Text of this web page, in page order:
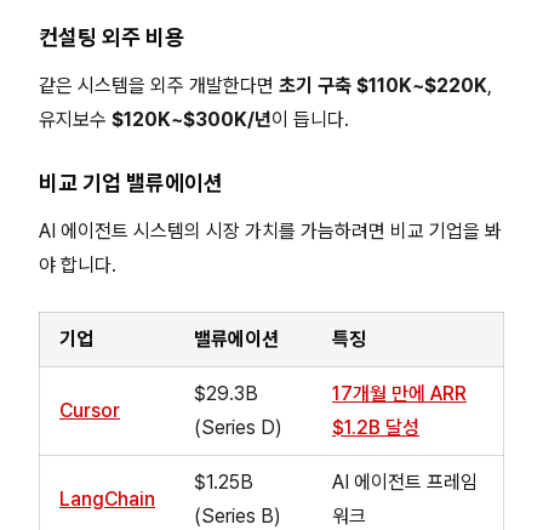
컨설팅 외주 비용
같은 시스템을 외주 개발한다면 초기 구축 $110K~$220K,
유지보수 $120K~$300K/년이 듭니다.
비교 기업 밸류에이션
AI 에이전트 시스템의 시장 가치를 가늠하려면 비교 기업을 봐
야 합니다.
기업 밸류에이션 특징
Cursor
$29.3B
(Series D)
17개월 만에 ARR
$1.2B 달성
LangChain
$1.25B
(Series B)
AI 에이전트 프레임
워크